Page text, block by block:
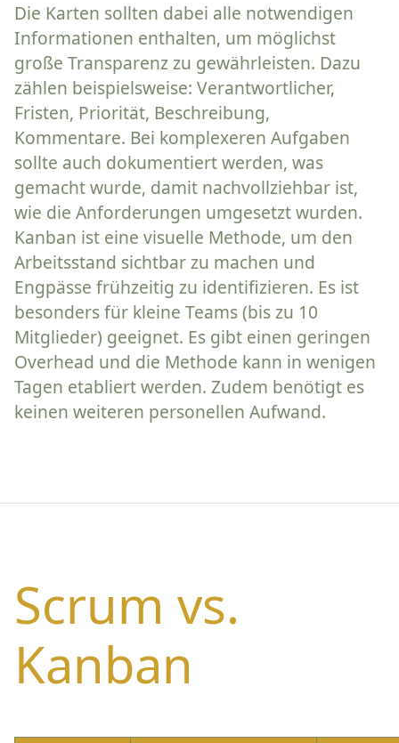
Die Karten sollten dabei alle notwendigen
Informationen enthalten, um möglichst
große Transparenz zu gewährleisten. Dazu
zählen beispielsweise: Verantwortlicher,
Fristen, Priorität, Beschreibung,
Kommentare. Bei komplexeren Aufgaben
sollte auch dokumentiert werden, was
gemacht wurde, damit nachvollziehbar ist,
wie die Anforderungen umgesetzt wurden.
Kanban ist eine visuelle Methode, um den
Arbeitsstand sichtbar zu machen und
Engpässe frühzeitig zu identifizieren. Es ist
besonders für kleine Teams (bis zu 10
Mitglieder) geeignet. Es gibt einen geringen
Overhead und die Methode kann in wenigen
Tagen etabliert werden. Zudem benötigt es
keinen weiteren personellen Aufwand.
Scrum vs.
Kanban